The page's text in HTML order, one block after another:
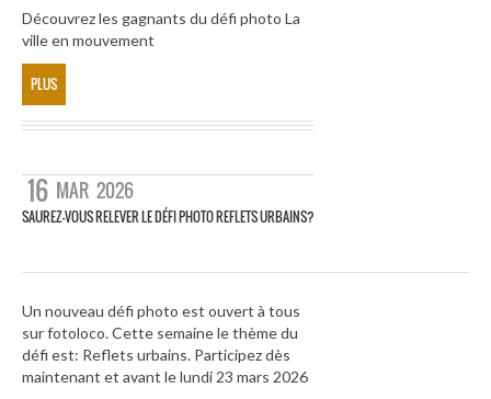
Découvrez les gagnants du défi photo La
ville en mouvement
PLUS
16 MAR 2026
SAUREZ-VOUS RELEVER LE DÉFI PHOTO REFLETS URBAINS?
Un nouveau défi photo est ouvert à tous
sur fotoloco. Cette semaine le thème du
défi est: Reflets urbains. Participez dès
maintenant et avant le lundi 23 mars 2026